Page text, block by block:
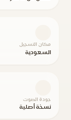
مكان التسجيل
السعودية
جودة الصوت
نسخة أصلية